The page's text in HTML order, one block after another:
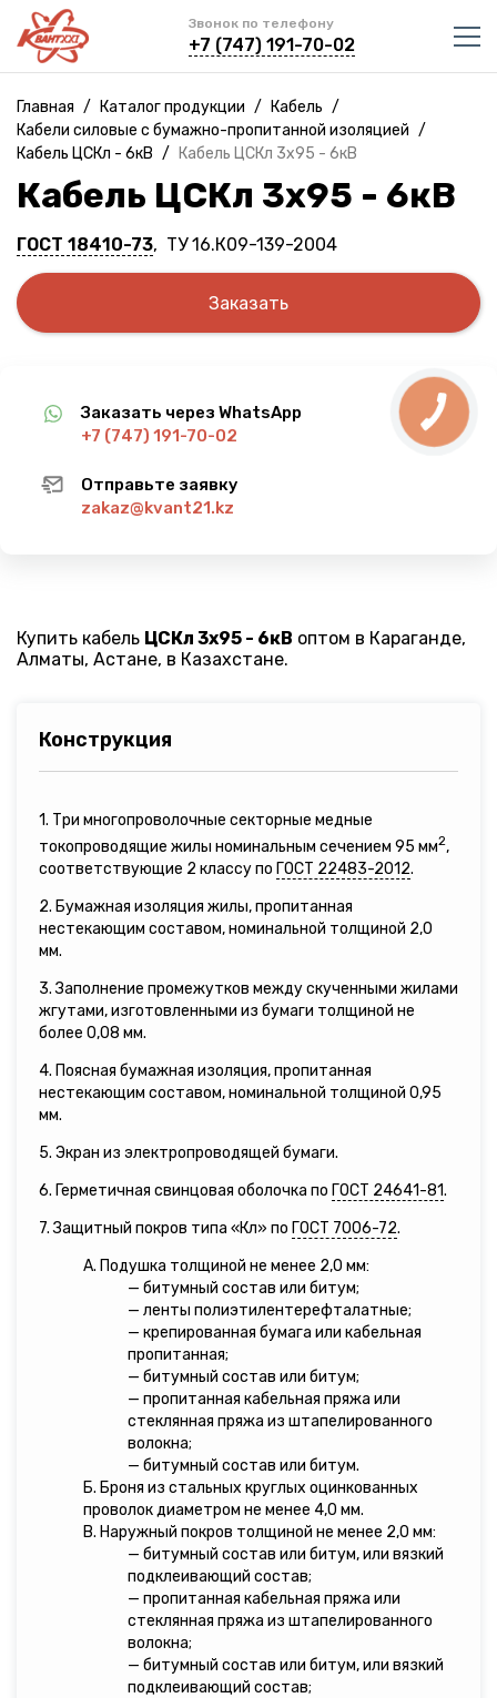
Звонок по телефону
+7 (747) 191-70-02
Главная / Каталог продукции / Кабель /
Кабели силовые с бумажно-пропитанной изоляцией /
Кабель ЦСКл - 6кВ / Кабель ЦСКл 3х95 - 6кВ
Кабель ЦСКл 3х95 - 6кВ
ГОСТ 18410-73, ТУ 16.К09-139-2004
Заказать
Заказать через WhatsApp
+7 (747) 191-70-02
Отправьте заявку
zakaz@kvant21.kz
Купить кабель ЦСКл 3х95 - 6кВ оптом в Караганде,
Алматы, Астане, в Казахстане.
Конструкция
1. Три многопроволочные секторные медные
токопроводящие жилы номинальным сечением 95 мм2,
соответствующие 2 классу по ГОСТ 22483-2012.
2. Бумажная изоляция жилы, пропитанная
нестекающим составом, номинальной толщиной 2,0
мм.
3. Заполнение промежутков между скученными жилами
жгутами, изготовленными из бумаги толщиной не
более 0,08 мм.
4. Поясная бумажная изоляция, пропитанная
нестекающим составом, номинальной толщиной 0,95
мм.
5. Экран из электропроводящей бумаги.
6. Герметичная свинцовая оболочка по ГОСТ 24641-81.
7. Защитный покров типа «Кл» по ГОСТ 7006-72.
А. Подушка толщиной не менее 2,0 мм:
— битумный состав или битум;
— ленты полиэтилентерефталатные;
— крепированная бумага или кабельная
пропитанная;
— битумный состав или битум;
— пропитанная кабельная пряжа или
стеклянная пряжа из штапелированного
волокна;
— битумный состав или битум.
Б. Броня из стальных круглых оцинкованных
проволок диаметром не менее 4,0 мм.
В. Наружный покров толщиной не менее 2,0 мм:
— битумный состав или битум, или вязкий
подклеивающий состав;
— пропитанная кабельная пряжа или
стеклянная пряжа из штапелированного
волокна;
— битумный состав или битум, или вязкий
подклеивающий состав;